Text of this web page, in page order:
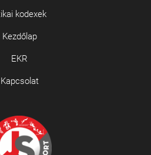
kodexek
Kezdőlap
EKR
Kapcsolat